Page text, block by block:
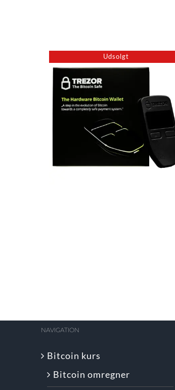
Udsolgt
NAVIGATION
Bitcoin kurs
Bitcoin omregner